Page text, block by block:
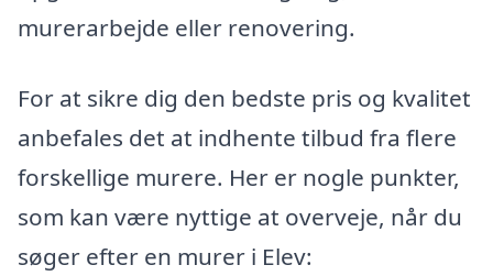
murerarbejde eller renovering.
For at sikre dig den bedste pris og kvalitet
anbefales det at indhente tilbud fra flere
forskellige murere. Her er nogle punkter,
som kan være nyttige at overveje, når du
søger efter en murer i Elev: